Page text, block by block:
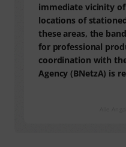
immediate vicinity
locations of
these areas, the
for professional
coordination with
Agency (BNetzA) is